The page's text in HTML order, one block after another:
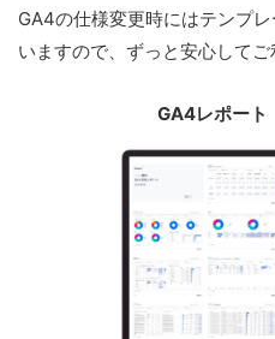
GA4の仕様変更時にはテンプ
いますので、ずっと安心してご
GA4レポート